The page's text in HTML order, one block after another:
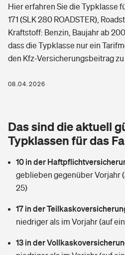
Arbeitsrechtsschutz
Berufshaftpflichtversicherung
Rentenrechner: Wie viel Geld
Wer versichert was: Jetzt
Sie haben Fragen?
Hausratversicherung
Elementarversicherung
Photovoltaik
Wärmepumpen versichern
Vermieterrrechtsschutz
Mietkautionsversicherung
Restkreditversicherung
Zur Übersicht
Tools
Pri­vate Haft­pflicht­
Rechts­schutz­ver­si­che­rung
Kinderunfall­ver­si­che­rung
Reiseversicherung
Gesundheit
Private Krankenversicherung
Tierkrankenversicherung
Zur Übersicht
Hier erfahren Sie die Typklasse
171 (SLK 280 ROADSTER),
Kraftstoff: Benzin, Baujahr ab
dass die Typklasse nur ein
den Kfz-Versicherungsbeitrag zu
08.04.2026
Das sind die aktuell
Typklassen für das
10 in der
geblieben gegenüber Vorjahr
25)
17 in der
niedriger als im Vorjahr (auf
13 in der